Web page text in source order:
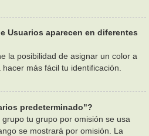
Usuarios aparecen en diferentes
la posibilidad de asignar un color a
más fácil tu identificación.
predeterminado"?
tu grupo por omisión se usa
se mostrará por omisión. La